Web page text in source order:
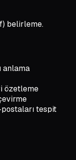
belirleme.
anlama
özetleme
tespit